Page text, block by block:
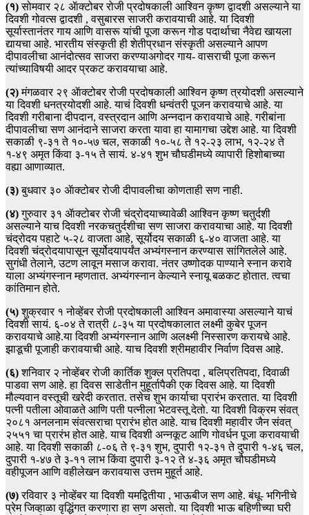
(१)सोमवार २८ ॲाक्टोबर रोजी प्रदोषकाली आश्विन कृष्ण द्वादशी असल्याने या
दिवशी गोवत्स द्वादशी , वसुबारस साजरी करावयाची आहे. या दिवशी
सूर्यास्तानंतर गाय आणि वासरू यांची पूजा करून गोड पदार्थाचा नैवेद्य खायला
द्यायचा आहे. भारतीय संस्कृती ही शेतीप्रधान संस्कृती असल्याने आपण
दीपावलीचा आनंदोत्सव साजरा करण्याअगोदर गाय- वासराची पूजा करून
त्यांच्याविषयी आदर प्रकट करावयाचा आहे.
(२)मंगळवार २९ ॲाक्टोबर रोजी प्रदोषकाली आश्विन कृष्ण त्रयोदशी असल्याने
या दिवशी धनत्रयोदशी आहे. याचं दिवशी धन्वंतरी पूजन करावयाचे आहे. या
दिवशी गरीबाना दीपदान, वस्त्रदान आणि अन्नदान करावयाचे आहे. गरीबांना
दीपावलीचा सण आनंदाने साजरा करता यावा हा यामागचा उद्देश आहे. या दिवशी
सकाळी ९-३१ ते १०-५७ चल, सकाळी १०-५८ ते १२-२३ लाभ, १२-२४ ते
१-४९ अमृत किंवा ३-१५ ते सायं. ४-४१ शुभ चौघडीमध्ये व्यापारी हिशोबाच्या
वह्या आणाव्यात.
(३)बुधवार ३० ॲाक्टोबर रोजी दीपावलीचा कोणताही सण नाही.
(४)गुरुवार ३१ ॲाक्टोबर रोजी चंद्रोदयाच्यावेळी आश्विन कृष्ण चतुर्दशी
असल्याने याच दिवशी नरकचतुर्दशीचा सण साजरा करावयाचा आहे. या दिवशी
चंद्रोदय पहाटे ५-२८ वाजता आहे, सूर्योदय सकाळी ६-४० वाजता आहे. या
दिवशी चंद्रोदयापासून सूर्योदयापर्यंत अभ्यंगस्नान करण्यास सांगितलेले आहे.
सुगंधी तेलाने, उटण लावून मसाज करावा. नंतर उष्णोदक पाण्याने स्नान करावे
याला अभ्यंगस्नान म्हणतात. अभ्यंगस्नान केल्याने स्नायू बळकट होतात. त्वचा
कांतिमान होते.
(५)शुक्रवार १ नोव्हेंबर रोजी प्रदोषकाली आश्विन अमावास्या असल्याने याचं
दिवशी सायं. ६-०४ ते रात्री ८-३५ या प्रदोषकालात लक्ष्मी कुबेर पूजन
करावयाचे आहे.या दिवशी अभ्यंगस्नान आणि अलक्ष्मी निस्सारण करायचे आहे.
झाडूची पूजाही करावयाची आहे. याच दिवशी श्रीमहावीर निर्वाण दिवस आहे.
(६)शनिवार २ नोव्हेंबर रोजी कार्तिक शुक्ल प्रतिपदा , बलिप्रतिपदा, दिवाळी
पाडवा सण आहे. हा दिवस साडेतीन मुहूर्तापैकी एक दिवस आहे. या दिवशी
मौल्यवान वस्तूची खरेदी करतात. तसेच शुभ कार्याचा प्रारंभ करतात. या दिवशी
पत्नी पतीला ओवाळते आणि पती पत्नीला भेटवस्तू देतो. या दिवशी विक्रम संवत्
२०८१ अनलनाम संवत्सराचा प्रारंभ होत आहे. याच दिवशी महावीर जैन संवत्
२५५१ चा प्रारंभ होत आहे. याच दिवशी अन्नकूट आणि गोवर्धन पूजा करावयाची
आहे. या दिवशी सकाळी ८-०६ ते ९-३१ शुभ, दुपारी १२-३१ ते दुपारी १-४६ चल,
दुपारी १-४७ ते ३-११ लाभ किंवा दुपारी ३-१२ ते ४-३६ अमृत चौघडीमध्ये
वहीपूजन आणि वहीलेखन करावयास उत्तम मुहूर्त आहे.
(७)रविवार ३ नोव्हेंबर या दिवशी यमद्वितीया , भाऊबीज सण आहे. बंधू- भगिनीचे
प्रेम जिव्हाळा वृद्धिंगत करणारा हा सण असतो. या दिवशी भाऊ बहिणीच्या घरी